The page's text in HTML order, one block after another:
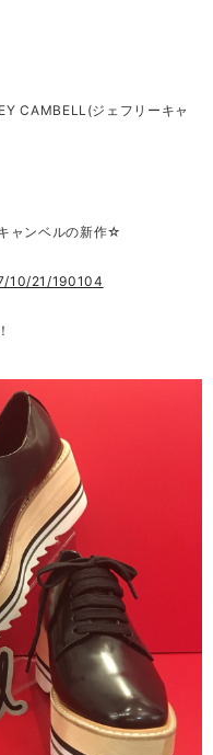
CAMBELL(ジェフリーキャ
ャンベルの新作☆
10/21/190104